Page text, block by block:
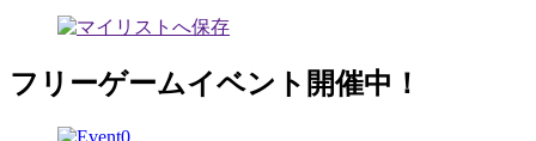
フリーゲームイベント開催中！